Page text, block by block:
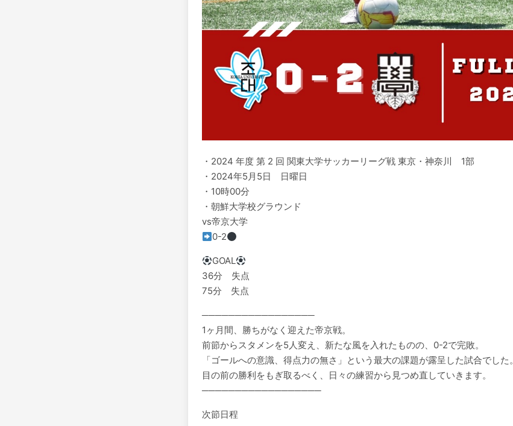
・2024 年度 第 2 回 関東大学サッカーリーグ戦 東京・神奈川 1部
️・2024年5月5日 日曜日
・10時00分
・️朝鮮大学校グラウンド
vs帝京大学
0-2
GOAL
36分 失点
75分 失点
─────────────────
1ヶ月間、勝ちがなく迎えた帝京戦。
前節からスタメンを5人変え、新たな風を入れたものの、0-2で完敗。
「ゴールへの意識、得点力の無さ」という最大の課題が露呈した試合でした。
目の前の勝利をもぎ取るべく、日々の練習から見つめ直していきます。
──────────────────
次節日程